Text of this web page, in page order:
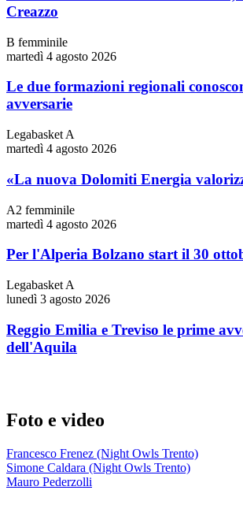
Creazzo
B femminile
martedì 4 agosto 2026
Le due formazioni regionali
avversarie
Legabasket A
martedì 4 agosto 2026
«La nuova Dolomiti Energia
A2 femminile
martedì 4 agosto 2026
Per l'Alperia Bolzano start il 30
Legabasket A
lunedì 3 agosto 2026
Reggio Emilia e Treviso le prime
dell'Aquila
Foto e video
Francesco Frenez (Night Owls Trento)
Simone Caldara (Night Owls Trento)
Mauro Pederzolli